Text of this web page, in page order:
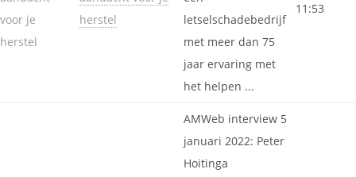
herstel
letselschadebedrijf
met meer dan 75
jaar ervaring met
het helpen ...
11:53
AMWeb interview 5
januari 2022: Peter
Hoitinga